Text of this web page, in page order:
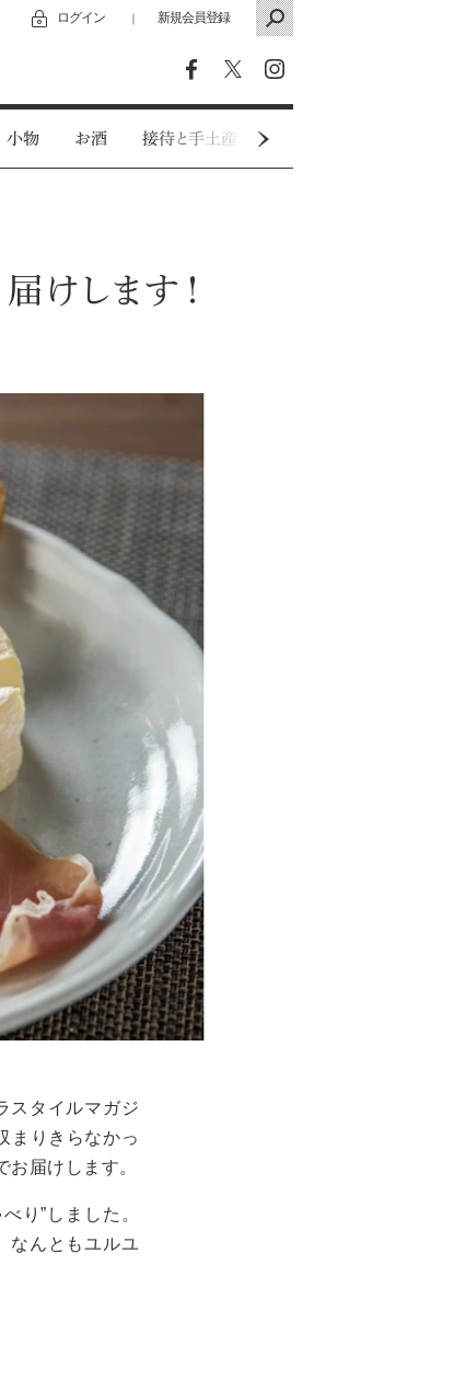
ログイン ｜ 新規会員登録
小物 お酒 接待と手土産
けします！
スタイルマガジ
まりきらなかっ
届けします。
り”しました。
なんともユルユ